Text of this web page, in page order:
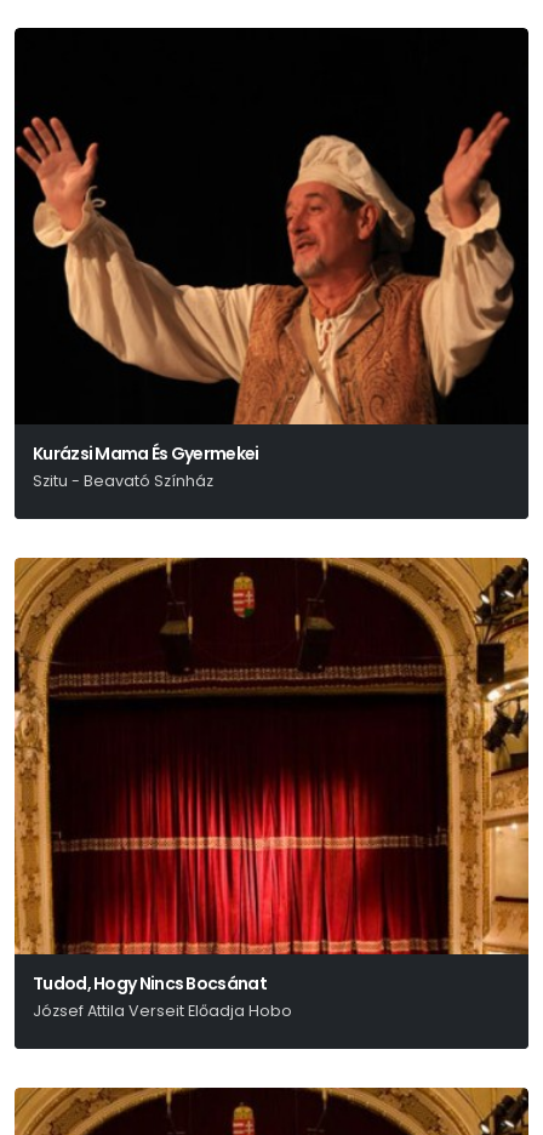
Kurázsi Mama És Gyermekei
Szitu - Beavató Színház
Tudod, Hogy Nincs Bocsánat
József Attila Verseit Előadja Hobo